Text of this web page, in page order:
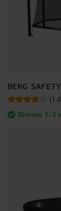
BERG
(14
Binnen 1-2